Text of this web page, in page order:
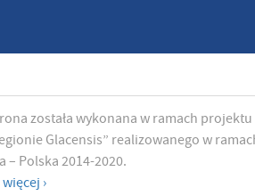
została wykonana w ramach
Glacensis” realizowanego w
– Polska 2014-2020.
›